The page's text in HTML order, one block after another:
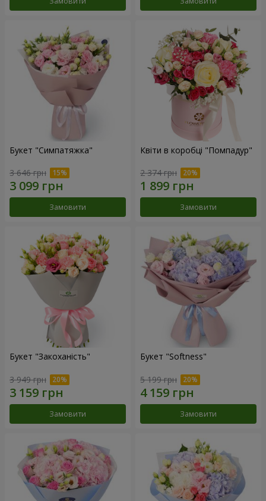
Букет "Симпатяжка"
3 646 грн
Замовити
Квіти в коробці "Помпадур"
2 374 грн
Замовити
Букет "Закоханість"
3 949 грн
Замовити
Букет "Softness"
5 199 грн
Замовити